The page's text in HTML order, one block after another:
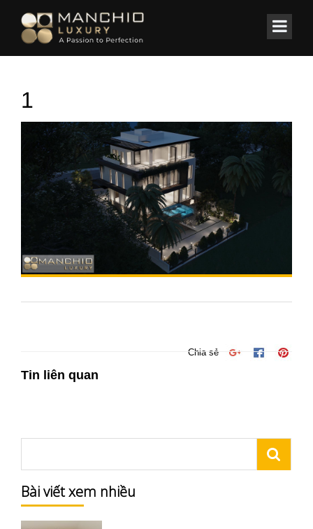
Home/BIỆT THỰ/ Biệt Thự Biển trên đồi Monaco-Hạ Long
1
Chia sẻ
Tin liên quan
Bài viết xem nhiều